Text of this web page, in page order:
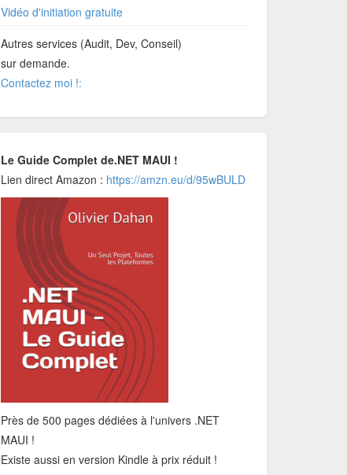
Vidéo d'initiation gratuite
Autres services (Audit, Dev, Conseil)
sur demande.
Contactez moi !:
Le Guide Complet de.NET MAUI !
Lien direct Amazon : https://amzn.eu/d/95wBULD
Près de 500 pages dédiées à l'univers .NET
MAUI !
Existe aussi en version Kindle à prix réduit !